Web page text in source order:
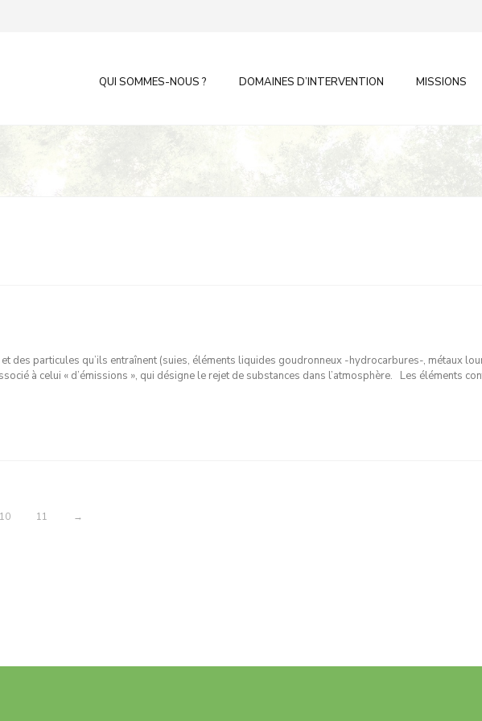
QUI SOMMES-NOUS ? DOMAINES D’INTERVENTION MISSIONS
des particules qu’ils entraînent (suies, éléments liquides goudronneux -hydrocarbures-, métaux
à celui « d’émissions », qui désigne le rejet de substances dans l’atmosphère. Les éléments
10 11 →